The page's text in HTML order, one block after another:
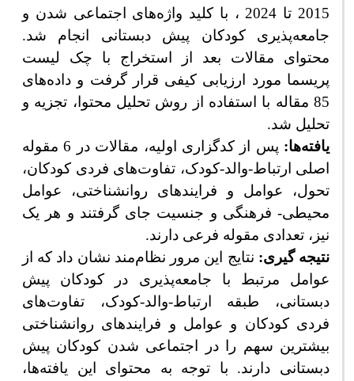
2015 تا 2024 ، با کلید واژه‌های اجتماعی شدن و
جامعه‌پذیری کودکان پیش دبستانی انجام شد.
محتوای مقالات بعد از استخراج با چک لیست
پریسما مورد ارزیابی کیفی قرار گرفت و داده‌های
85 مقاله با استفاده از روش تحلیل محتوا، تجزیه و
تحلیل شد.
یافته‌ها:
پس از کدگزاری اولیه، مقالات در 6 مقوله
اصلی ارتباط-والد-کودک، تفاوت‌های فردی کودکان،
تحول، عوامل و فرایندهای روانشناختی، عوامل
محیطی- فرهنگی و جنسیت جای گرفتند و هر یک
نیز، تعدادی مقوله فرعی دارند.
نتیجه گیری: نتایج این مرور نظام‌مند نشان داد که از
عوامل مرتبط با جامعه‌پذیری در کودکان پیش
دبستانی، طبقه ارتباط-والد-کودک، تفاوت‌های
فردی کودکان و عوامل و فرایندهای روانشناختی
بیشترین سهم را در اجتماعی شدن کودکان پیش
دبستانی دارند. با توجه به محتوای این یافته‌ها،